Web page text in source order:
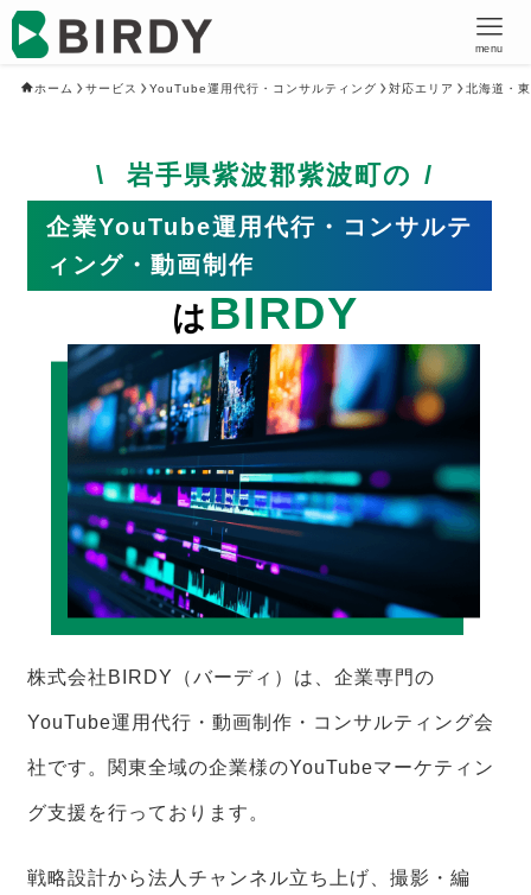
menu
ホーム サービス YouTube運用代行・コンサルティング 対応エリア 北海道・
岩手県紫波郡紫波町の
企業YouTube運用代行・コンサルテ
ィング・動画制作
はBIRDY
株式会社BIRDY（バーディ）は、企業専門の
YouTube運用代行・動画制作・コンサルティング会
社です。関東全域の企業様のYouTubeマーケティン
グ支援を行っております。
戦略設計から法人チャンネル立ち上げ、撮影・編